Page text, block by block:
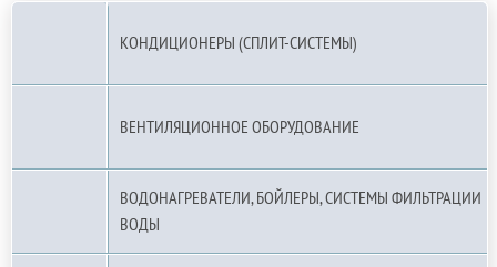
КОНДИЦИОНЕРЫ (СПЛИТ-СИСТЕМЫ)
ВЕНТИЛЯЦИОННОЕ ОБОРУДОВАНИЕ
ВОДОНАГРЕВАТЕЛИ, БОЙЛЕРЫ, СИСТЕМЫ ФИЛЬТРАЦИИ
ВОДЫ